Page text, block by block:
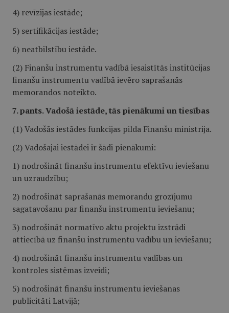
4) revīzijas iestāde;
5) sertifikācijas iestāde;
6) neatbilstību iestāde.
(2) Finanšu instrumentu vadībā iesaistītās institūcijas
finanšu instrumentu vadībā ievēro saprašanās
memorandos noteikto.
7. pants. Vadošā iestāde, tās pienākumi un tiesības
(1) Vadošās iestādes funkcijas pilda Finanšu ministrija.
(2) Vadošajai iestādei ir šādi pienākumi:
1) nodrošināt finanšu instrumentu efektīvu ieviešanu
un uzraudzību;
2) nodrošināt saprašanās memorandu grozījumu
sagatavošanu par finanšu instrumentu ieviešanu;
3) nodrošināt normatīvo aktu projektu izstrādi
attiecībā uz finanšu instrumentu vadību un ieviešanu;
4) nodrošināt finanšu instrumentu vadības un
kontroles sistēmas izveidi;
5) nodrošināt finanšu instrumentu ieviešanas
publicitāti Latvijā;